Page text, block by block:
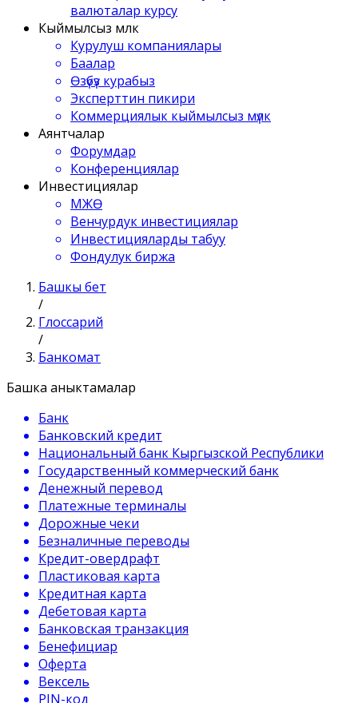
валюталар курсу
Кыймылсыз мүлк
Курулуш компаниялары
Баалар
Өзүбүз курабыз
Эксперттин пикири
Коммерциялык кыймылсыз мүлк
Аянтчалар
Форумдар
Конференциялар
Инвестициялар
МЖӨ
Венчурдук инвестициялар
Инвестицияларды табуу
Фондулук биржа
Башкы бет
/
Глоссарий
/
Банкомат
Башка аныктамалар
Банк
Банковский кредит
Национальный банк Кыргызской Республики
Государственный коммерческий банк
Денежный перевод
Платежные терминалы
Дорожные чеки
Безналичные переводы
Кредит-овердрафт
Пластиковая карта
Кредитная карта
Дебетовая карта
Банковская транзакция
Бенефициар
Оферта
Вексель
PIN-код